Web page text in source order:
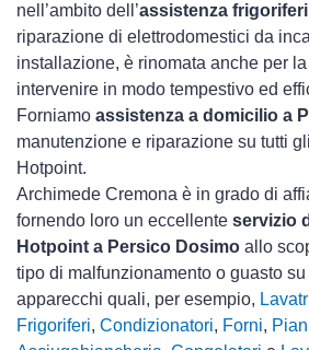
nell’ambito dell’assistenza
riparazione di elettrodomestici da
installazione, è rinomata anche per
intervenire in modo tempestivo ed
Forniamo assistenza a domicilio a
manutenzione e riparazione su tutti
Hotpoint.
Archimede Cremona è in grado di
fornendo loro un eccellente servizio
Hotpoint a Persico Dosimo allo
tipo di malfunzionamento o guasto
apparecchi quali, per esempio,
Frigoriferi, Condizionatori, Forni,